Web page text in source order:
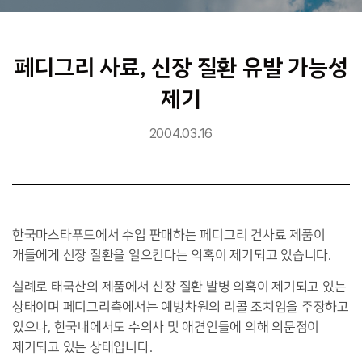
페디그리 사료, 신장 질환 유발 가능성
제기
2004.03.16
한국마스타푸드에서 수입 판매하는 페디그리 건사료 제품이
개들에게 신장 질환을 일으킨다는 의혹이 제기되고 있습니다.
실례로 태국산의 제품에서 신장 질환 발병 의혹이 제기되고 있는
상태이며 페디그리측에서는 예방차원의 리콜 조치임을 주장하고
있으나, 한국내에서도 수의사 및 애견인들에 의해 의문점이
제기되고 있는 상태입니다.